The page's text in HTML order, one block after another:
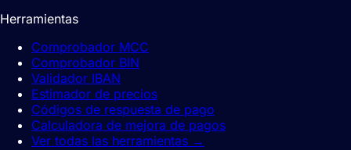
Herramientas
Comprobador MCC
Comprobador BIN
Validador IBAN
Estimador de precios
Códigos de respuesta de pago
Calculadora de mejora de pagos
Ver todas las herramientas →